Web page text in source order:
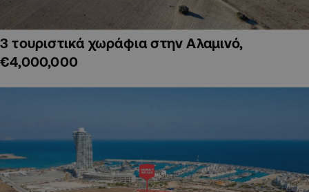
3 τουριστικά χωράφια στην Αλαμινό,
€4,000,000